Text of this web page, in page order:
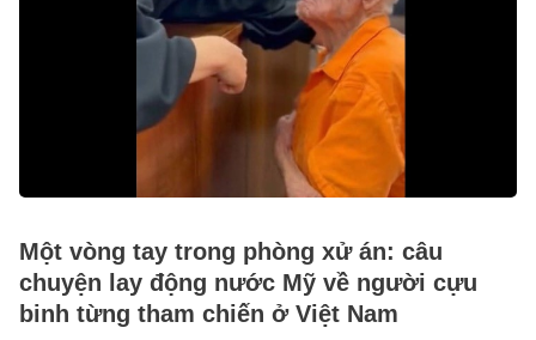
Một vòng tay trong phòng xử án: câu
chuyện lay động nước Mỹ về người cựu
binh từng tham chiến ở Việt Nam